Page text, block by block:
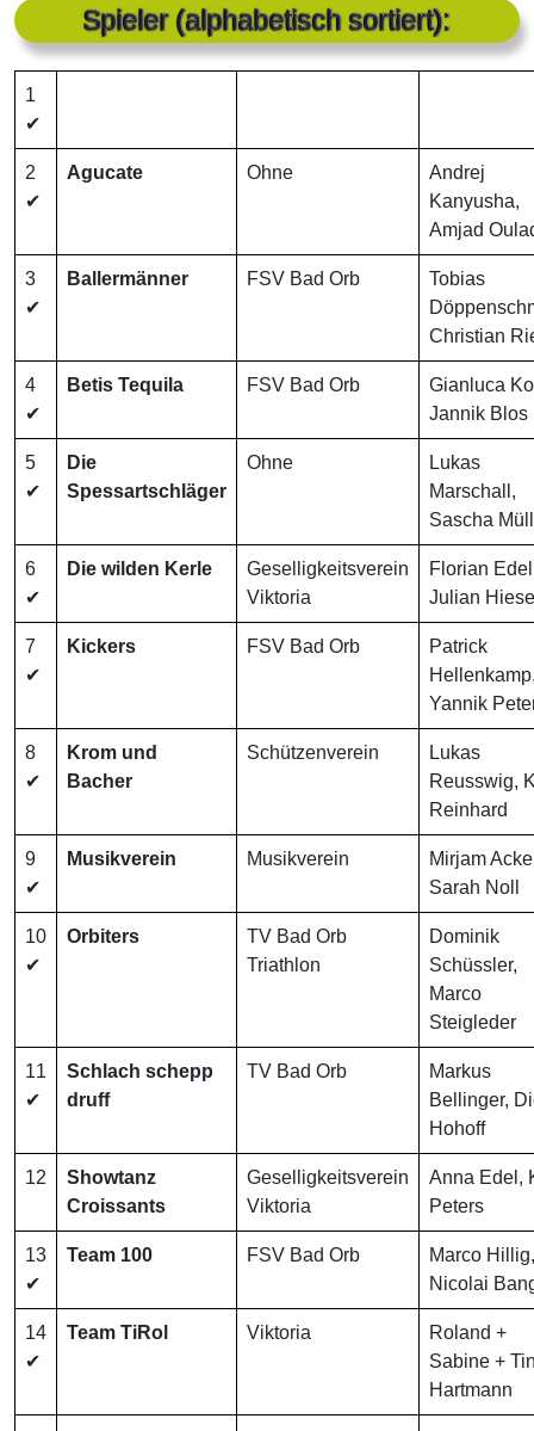
Spieler (alphabetisch sortiert):
1
✔
2
✔
Agucate Ohne
Andrej
Kanyusha,
Amjad
3
✔
Ballermänner FSV Bad Orb
Tobias
Christian
4
✔
Betis Tequila FSV Bad Orb
Gianluca
Jannik Blos
5
✔
Die
Spessartschläger
Ohne
Lukas
Marschall,
Sascha
6
✔
Die wilden Kerle
Geselligkeitsverein
Viktoria
Florian
Julian
7
✔
Kickers FSV Bad Orb
Patrick
Yannik
8
✔
Krom und
Bacher
Schützenverein
Lukas
Reusswig,
Reinhard
9
✔
Musikverein Musikverein
Mirjam
Sarah Noll
10
✔
Orbiters
TV Bad Orb
Triathlon
Dominik
Schüssler,
Marco
Steigleder
11
✔
Schlach schepp
druff
TV Bad Orb
Markus
Bellinger,
Hohoff
12
Showtanz
Croissants
Geselligkeitsverein
Viktoria
Anna Edel,
Peters
13
✔
Team 100 FSV Bad Orb
Marco Hillig,
Nicolai
14
✔
Team TiRol Viktoria
Roland +
Sabine +
Hartmann